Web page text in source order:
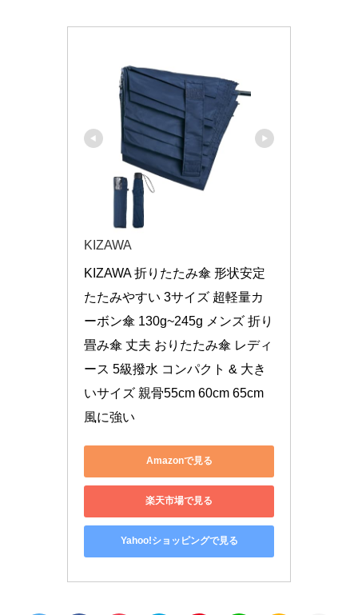
KIZAWA
KIZAWA 折りたたみ傘 形状安定
たたみやすい 3サイズ 超軽量カ
ーボン傘 130g~245g メンズ 折り
畳み傘 丈夫 おりたたみ傘 レディ
ース 5級撥水 コンパクト & 大き
いサイズ 親骨55cm 60cm 65cm
風に強い
Amazonで見る
楽天市場で見る
Yahoo!ショッピングで見る